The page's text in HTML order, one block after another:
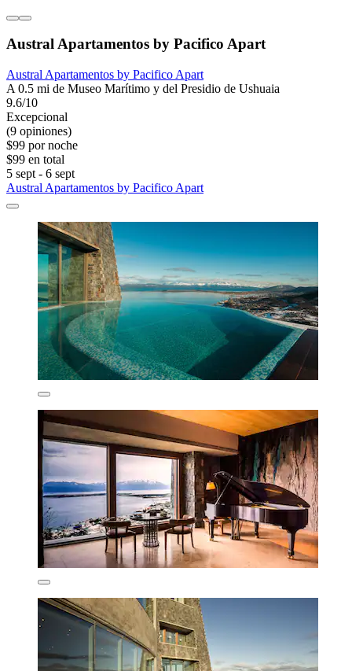
Austral Apartamentos by Pacifico Apart
Austral Apartamentos by Pacifico Apart
A 0.5 mi de Museo Marítimo y del Presidio de Ushuaia
9.6/10
Excepcional
(9 opiniones)
$99 por noche
$99 en total
5 sept - 6 sept
Austral Apartamentos by Pacifico Apart